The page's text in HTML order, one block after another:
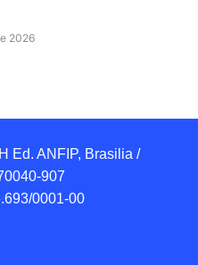
2026
Ed. ANFIP, Brasilia /
907
0001-00